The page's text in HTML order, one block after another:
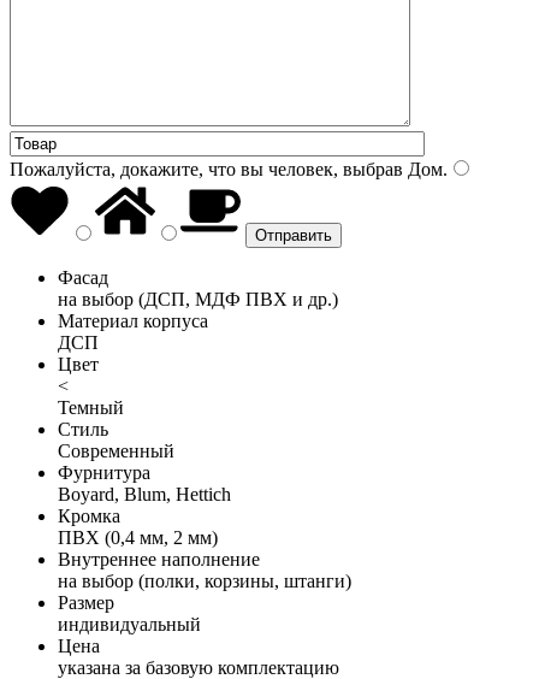
Пожалуйста, докажите, что вы человек, выбрав Дом.
Фасад
на выбор (ДСП, МДФ ПВХ и др.)
Материал корпуса
ДСП
Цвет
<
Темный
Стиль
Современный
Фурнитура
Boyard, Blum, Hettich
Кромка
ПВХ (0,4 мм, 2 мм)
Внутреннее наполнение
на выбор (полки, корзины, штанги)
Размер
индивидуальный
Цена
указана за базовую комплектацию